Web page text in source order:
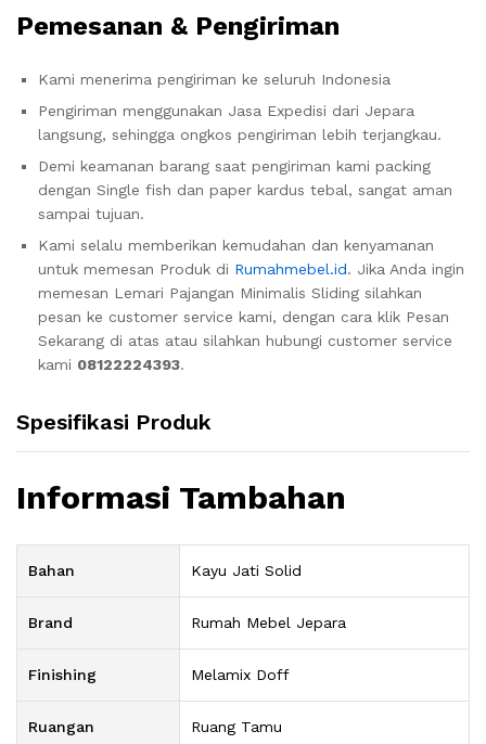
Pemesanan & Pengiriman
Kami menerima pengiriman ke seluruh Indonesia
Pengiriman menggunakan Jasa Expedisi dari Jepara
langsung, sehingga ongkos pengiriman lebih terjangkau.
Demi keamanan barang saat pengiriman kami packing
dengan Single fish dan paper kardus tebal, sangat aman
sampai tujuan.
Kami selalu memberikan kemudahan dan kenyamanan
untuk memesan Produk di Rumahmebel.id. Jika Anda ingin
memesan Lemari Pajangan Minimalis Sliding silahkan
pesan ke customer service kami, dengan cara klik Pesan
Sekarang di atas atau silahkan hubungi customer service
kami 08122224393.
Spesifikasi Produk
Informasi Tambahan
Bahan Kayu Jati Solid
Brand Rumah Mebel Jepara
Finishing Melamix Doff
Ruangan Ruang Tamu